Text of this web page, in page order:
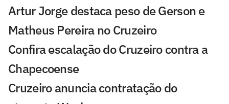
Artur Jorge destaca peso de Gerson e
Matheus Pereira no Cruzeiro
Confira escalação do Cruzeiro contra a
Chapecoense
Cruzeiro anuncia contratação do